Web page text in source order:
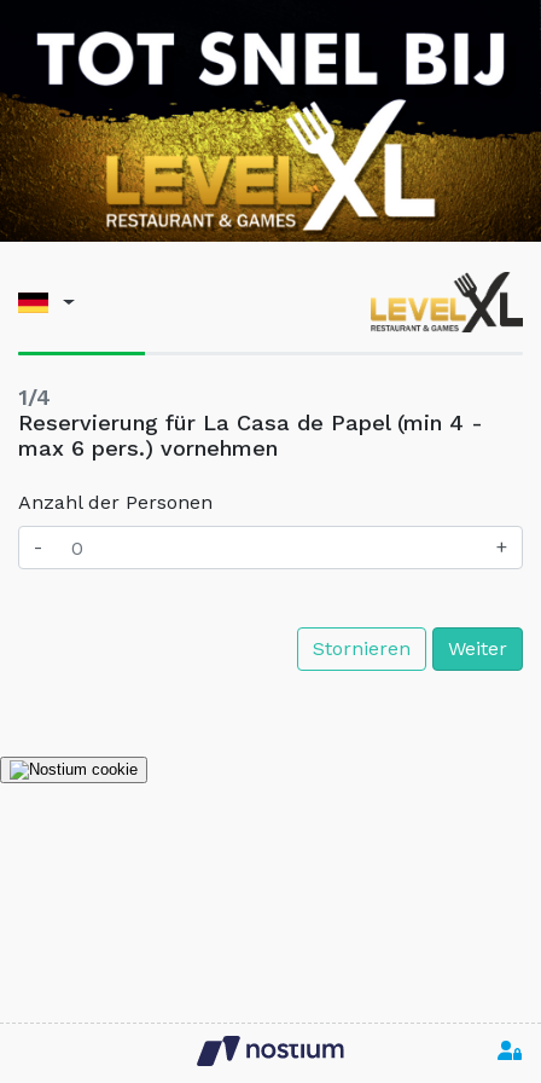
1/4
Reservierung für La Casa de Papel (min 4 -
max 6 pers.) vornehmen
Anzahl der Personen
-
+
Stornieren Weiter